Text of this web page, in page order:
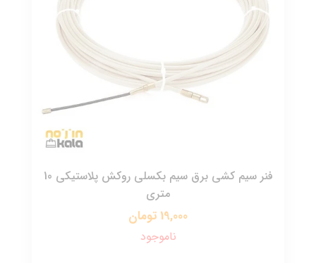
فنر سیم کشی برق سیم بکسلی روکش پلاستیکی 10
متری
19,000 تومان
ناموجود